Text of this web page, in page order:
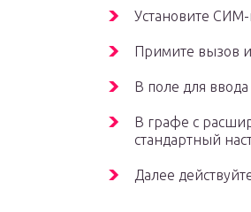
Установите СИМ-
Примите вызов
В поле для
В графе с
стандартный
Далее